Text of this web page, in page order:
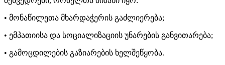
• მონაწილეთა მხარდაჭერის გაძლიერება;
• ემპათიისა და სოციალიზაციის უნარების განვითარება;
• გამოცდილების გაზიარების ხელშეწყობა.